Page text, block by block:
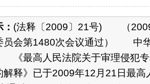
(法释〔2009〕21号) （
员会第1480次会议通过） 中
最高人民法院关于审理侵犯专
解释》已于2009年12月21日最高